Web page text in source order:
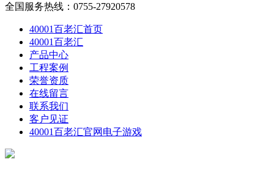
全国服务热线： 0755-27920578
40001百老汇首页
40001百老汇
产品中心
工程案例
荣誉资质
在线留言
联系我们
客户见证
40001百老汇官网电子游戏